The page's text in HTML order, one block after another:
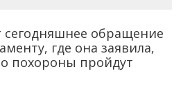
сегодняшнее обращение
где она заявила,
похороны пройдут